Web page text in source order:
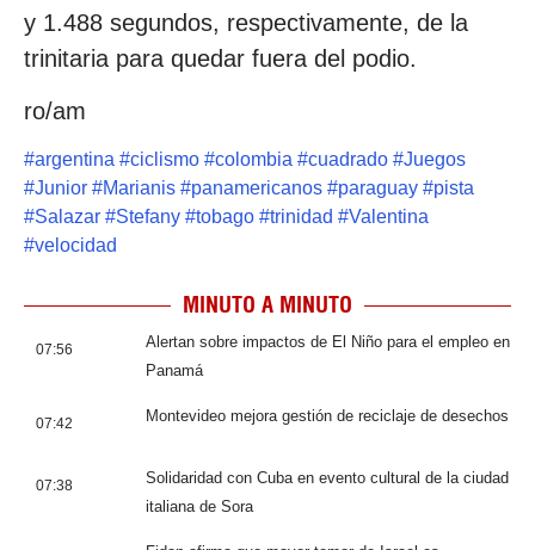
y 1.488 segundos, respectivamente, de la
trinitaria para quedar fuera del podio.
ro/am
#argentina #ciclismo #colombia #cuadrado #Juegos
#Junior #Marianis #panamericanos #paraguay #pista
#Salazar #Stefany #tobago #trinidad #Valentina
#velocidad
MINUTO A MINUTO
07:56
Alertan sobre impactos de El Niño para el empleo en
Panamá
07:42 Montevideo mejora gestión de reciclaje de desechos
07:38
Solidaridad con Cuba en evento cultural de la ciudad
italiana de Sora